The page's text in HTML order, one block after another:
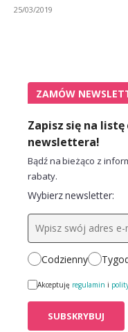
25/03/2019
ZAMÓW
Zapisz się na
newslettera!
Bądź na bieżąco z
rabaty.
Wybierz newsletter:
Codzienny
Akceptuję regulamin i